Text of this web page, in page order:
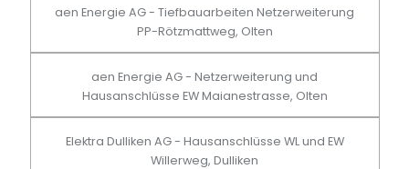
aen Energie AG - Tiefbauarbeiten Netzerweiterung
PP-Rötzmattweg, Olten
aen Energie AG - Netzerweiterung und
Hausanschlüsse EW Maianestrasse, Olten
Elektra Dulliken AG - Hausanschlüsse WL und EW
Willerweg, Dulliken